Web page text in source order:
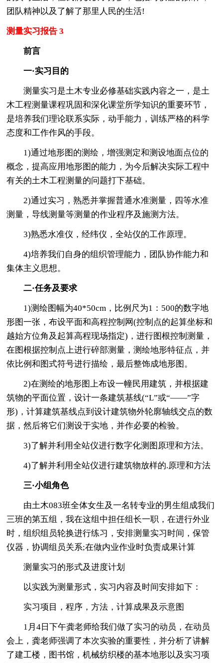
团队精神以及了解了那里人民的生活!
测量实习报告 3
前言
一·实习目的
测量实习是土木专业必修基础实践内容之一，是土
木工程测量课程巩固和深化课堂所学知识的重要环节，
是培养我们理论联系实际，动手能力，训练严格的科学
态度和工作作风的手段。
1)通过地形图的测绘，增强测定和测设地面点位的
概念，提高应用地形图的能力，为今后解决实际工程中
有关的土木工程测量的问题打下基础。
2)通过实习，熟悉并掌握普通水准测量，四等水准
测量，导线测量等测量的作业程序及施测方法。
3)熟悉水准仪，经纬仪，全站仪的工作原理。
4)培养我们自身的组织管理能力，团队协作能力和
集体主义思想。
二·任务及要求
1)测绘图幅为40*50cm，比例尺为1：500的数字地
形图一张，布设平面和高程控制网(控制点的起算坐标和
越始方位角及起算高程现场指定)，进行图根控制测量，
在图根据控制点上进行碎部测量，测绘地形特征点，并
依比例和图式符号进行描绘，最后整饰成地形图。
2)在测绘的地形图上布设一幢民用建筑，并根据建
筑物的平面位置，设计一条建筑基线(“L”或“——”字
形)，计算建筑基线点到设计建筑物外轮廓轴线交点的数
据，然后将它们测设于实地，并作必要的检验。
3)了解并利用全站仪进行数字化测图原理和方法。
4)了解并利用全站仪进行建筑物放样的.原理和方法
三·小组角色
由土木083班全体女生及一名转专业的男生组成我们
三班的第五组，我在这组中担任组长一职，在进行外业
时，组织组员轮换进行练习，安排测量实习时间，保管
仪器，协调组员关系;在做内业作业时负责成果计算
测量实习的形式及进度计划
以实践为测量形式，实习内容及时间安排如下：
实习项目，程序，方法，计算成果及示意图
1月4日下午龚老师给我们做了实习的动员，在动员
会上，龚老师强调了本次实验的重要性，并分析了讲解
了建工楼，图书馆，机械纺织楼的基本地形以及实习项